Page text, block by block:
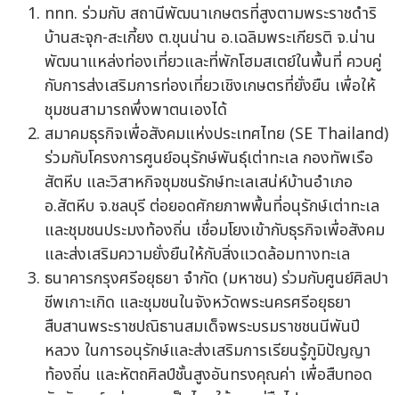
ททท. ร่วมกับ สถานีพัฒนาเกษตรที่สูงตามพระราชดำริ
บ้านสะจุก-สะเกี้ยง ต.ขุนน่าน อ.เฉลิมพระเกียรติ จ.น่าน
พัฒนาแหล่งท่องเที่ยวและที่พักโฮมสเตย์ในพื้นที่ ควบคู่
กับการส่งเสริมการท่องเที่ยวเชิงเกษตรที่ยั่งยืน เพื่อให้
ชุมชนสามารถพึ่งพาตนเองได้
สมาคมธุรกิจเพื่อสังคมแห่งประเทศไทย (SE Thailand)
ร่วมกับโครงการศูนย์อนุรักษ์พันธุ์เต่าทะเล กองทัพเรือ
สัตหีบ และวิสาหกิจชุมชนรักษ์ทะเลเสน่ห์บ้านอำเภอ
อ.สัตหีบ จ.ชลบุรี ต่อยอดศักยภาพพื้นที่อนุรักษ์เต่าทะเล
และชุมชนประมงท้องถิ่น เชื่อมโยงเข้ากับธุรกิจเพื่อสังคม
และส่งเสริมความยั่งยืนให้กับสิ่งแวดล้อมทางทะเล
ธนาคารกรุงศรีอยุธยา จำกัด (มหาชน) ร่วมกับศูนย์ศิลปา
ชีพเกาะเกิด และชุมชนในจังหวัดพระนครศรีอยุธยา
สืบสานพระราชปณิธานสมเด็จพระบรมราชชนนีพันปี
หลวง ในการอนุรักษ์และส่งเสริมการเรียนรู้ภูมิปัญญา
ท้องถิ่น และหัตถศิลป์ชั้นสูงอันทรงคุณค่า เพื่อสืบทอด